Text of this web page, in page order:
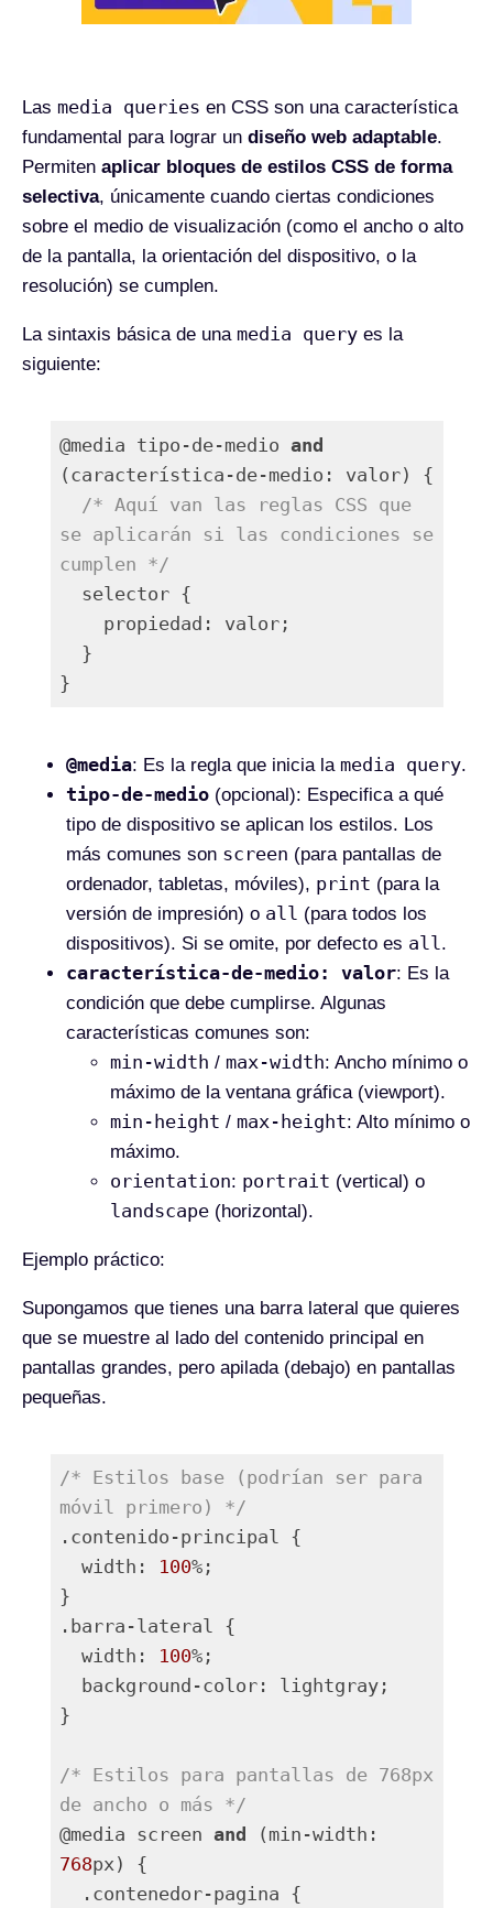
Las media queries en CSS son una característica
fundamental para lograr un diseño web adaptable.
Permiten aplicar bloques de estilos CSS de forma
selectiva, únicamente cuando ciertas condiciones
sobre el medio de visualización (como el ancho o alto
de la pantalla, la orientación del dispositivo, o la
resolución) se cumplen.
La sintaxis básica de una media query es la
siguiente:
@media tipo-de-medio and
(característica-de-medio: valor) {
/* Aquí van las reglas CSS que
se aplicarán si las condiciones se
cumplen */
}
@media: Es la regla que inicia la media query.
tipo-de-medio (opcional): Especifica a qué
tipo de dispositivo se aplican los estilos. Los
más comunes son screen (para pantallas de
ordenador, tabletas, móviles), print (para la
versión de impresión) o all (para todos los
dispositivos). Si se omite, por defecto es all .
característica-de-medio: valor: Es la
condición que debe cumplirse. Algunas
características comunes son:
min-width / max-width: Ancho mínimo o
máximo de la ventana gráfica (viewport).
min-height / max-height: Alto mínimo o
máximo.
orientation: portrait (vertical) o
landscape (horizontal).
Ejemplo práctico:
Supongamos que tienes una barra lateral que quieres
que se muestre al lado del contenido principal en
pantallas grandes, pero apilada (debajo) en pantallas
pequeñas.
/* Estilos base (podrían ser para
móvil primero) */
.contenido-principal {
  width:
100%;
}
.barra-lateral {
  width:
100%;
}
/* Estilos para pantallas de 768px
de ancho o más */
@media screen and
768px) {